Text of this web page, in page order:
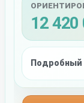
12
Подробный